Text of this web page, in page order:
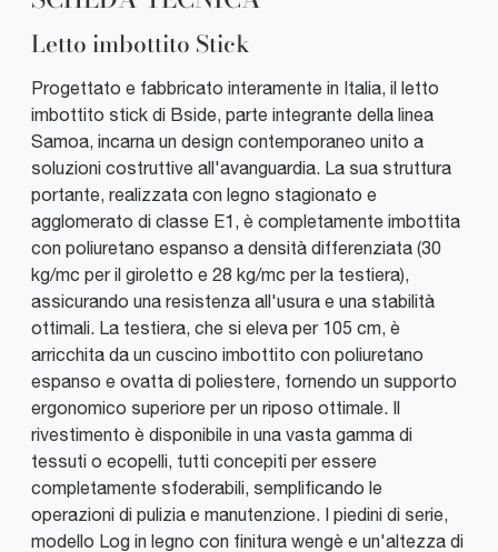
Letto imbottito Stick
Progettato e fabbricato interamente in Italia, il letto
imbottito stick di Bside, parte integrante della linea
Samoa, incarna un design contemporaneo unito a
soluzioni costruttive all'avanguardia. La sua struttura
portante, realizzata con legno stagionato e
agglomerato di classe E1, è completamente imbottita
con poliuretano espanso a densità differenziata (30
kg/mc per il giroletto e 28 kg/mc per la testiera),
assicurando una resistenza all'usura e una stabilità
ottimali. La testiera, che si eleva per 105 cm, è
arricchita da un cuscino imbottito con poliuretano
espanso e ovatta di poliestere, fornendo un supporto
ergonomico superiore per un riposo ottimale. Il
rivestimento è disponibile in una vasta gamma di
tessuti o ecopelli, tutti concepiti per essere
completamente sfoderabili, semplificando le
operazioni di pulizia e manutenzione. I piedini di serie,
modello Log in legno con finitura wengè e un'altezza di